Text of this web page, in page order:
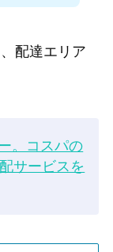
配達エリア
。コスパの
サービスを